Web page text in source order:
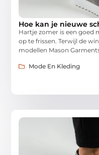
Hoe kan je nieuwe
Hartje zomer is een goed
op te frissen. Terwijl de
modellen Mason
Mode En Kleding